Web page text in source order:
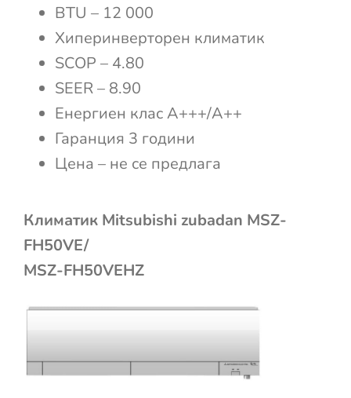
BTU – 12 000
Хиперинверторен климатик
SCOP – 4.80
SEER – 8.90
Енергиен клас А+++/А++
Гаранция 3 години
Цена – не се предлага
Климатик Mitsubishi zubadan MSZ-
FH50VE/
MSZ-FH50VEHZ